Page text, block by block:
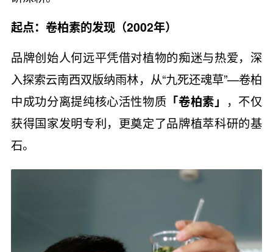
起点：卷柏素的发现（2002年）
品牌创始人何远平凭借对植物的痴迷与热爱，深
入探索云南西双版纳雨林，从“九死还魂草”—卷柏
中成功分离提纯核心活性物质 「卷柏素」 ，不仅
获得国家发明专利，更奠定了品牌植萃科研的基
石。